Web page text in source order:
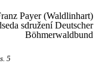
Payer (Waldlinhart)
sdružení Deutscher
Böhmerwaldbund
5